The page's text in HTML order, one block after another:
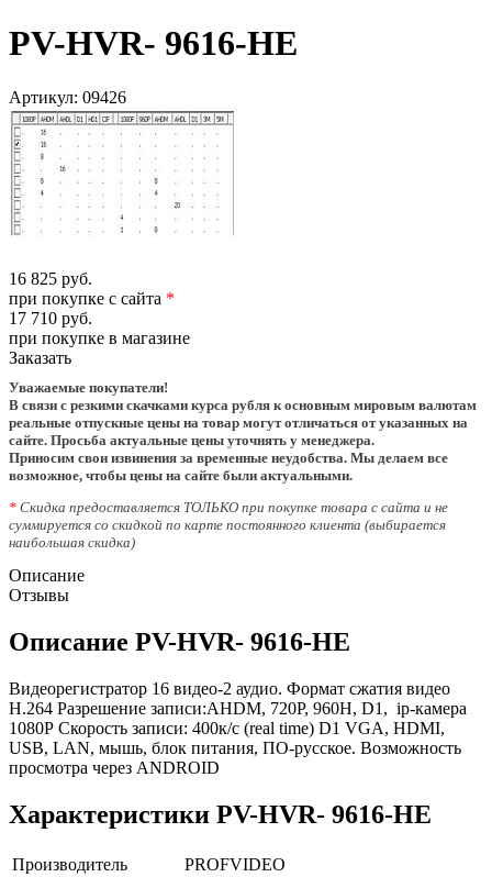
PV-HVR- 9616-HE
Артикул: 09426
16 825 руб.
при покупке с сайта *
17 710 руб.
при покупке в магазине
Заказать
Уважаемые покупатели!
В связи с резкими скачками курса рубля к основным мировым валютам
реальные отпускные цены на товар могут отличаться от указанных на
сайте. Просьба актуальные цены уточнять у менеджера.
Приносим свои извинения за временные неудобства. Мы делаем все
возможное, чтобы цены на сайте были актуальными.
* Скидка предоставляется ТОЛЬКО при покупке товара с сайта и не
суммируется со скидкой по карте постоянного клиента (выбирается
наибольшая скидка)
Описание
Отзывы
Описание PV-HVR- 9616-HE
Видеорегистратор 16 видео-2 аудио. Формат сжатия видео
Н.264 Разрешение записи:AHDM, 720Р, 960Н, D1, ip-камера
1080Р Скорость записи: 400к/с (real time) D1 VGA, HDMI,
USB, LAN, мышь, блок питания, ПО-русское. Возможность
просмотра через ANDROID
Характеристики PV-HVR- 9616-HE
Производитель
PROFVIDEO